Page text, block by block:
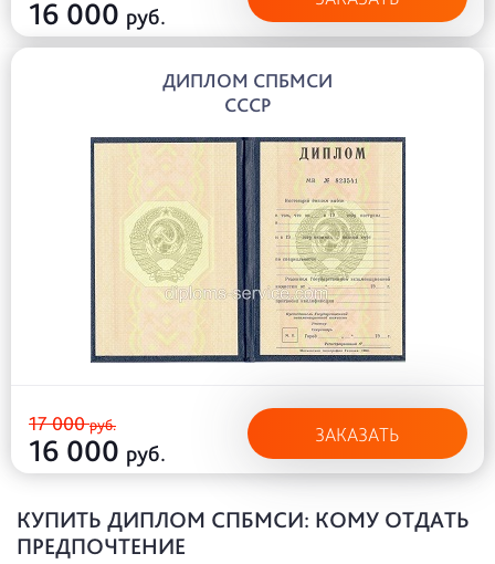
16 000 руб.
ДИПЛОМ СПБМСИ
СССР
17 000руб.
16 000 руб.
ЗАКАЗАТЬ
КУПИТЬ ДИПЛОМ СПБМСИ: КОМУ ОТДАТЬ
ПРЕДПОЧТЕНИЕ